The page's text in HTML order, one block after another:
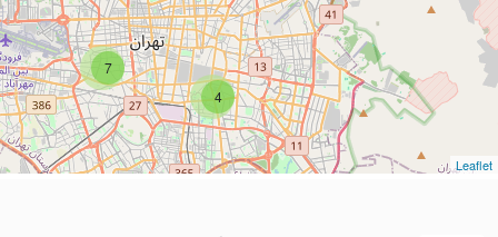
7
4
Leaflet